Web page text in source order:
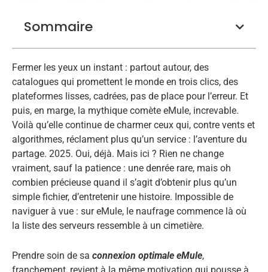
Sommaire
Fermer les yeux un instant : partout autour, des
catalogues qui promettent le monde en trois clics, des
plateformes lisses, cadrées, pas de place pour l’erreur. Et
puis, en marge, la mythique comète eMule, increvable.
Voilà qu’elle continue de charmer ceux qui, contre vents et
algorithmes, réclament plus qu’un service : l’aventure du
partage. 2025. Oui, déjà. Mais ici ? Rien ne change
vraiment, sauf la patience : une denrée rare, mais oh
combien précieuse quand il s’agit d’obtenir plus qu’un
simple fichier, d’entretenir une histoire. Impossible de
naviguer à vue : sur eMule, le naufrage commence là où
la liste des serveurs ressemble à un cimetière.
Prendre soin de sa connexion optimale eMule,
franchement, revient à la même motivation qui pousse à